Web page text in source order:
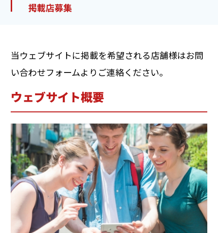
掲載店募集
当ウェブサイトに掲載を希望される店舗様はお問
い合わせフォームよりご連絡ください。
ウェブサイト概要